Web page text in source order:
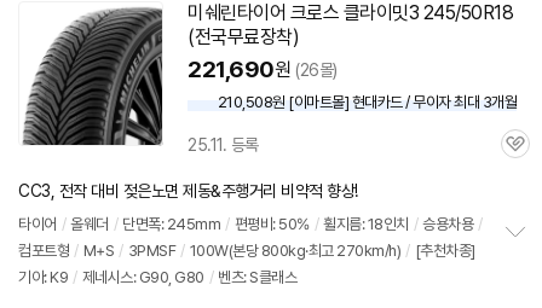
미쉐린타이어 크로스 클라이밋3 245/50R18
(전국무료장착)
221,690원 (26몰)
210,508원 [이마트몰] 현대카드 / 무이자 최대 3개월
25.11. 등록
관
동
영
상
CC3, 전작 대비 젖은노면 제동&주행거리 비약적 향상!
타이어 / 올웨더 / 단면폭: 245mm / 편평비: 50% / 휠지름: 18인치 / 승용차용 /
컴포트형 / M+S / 3PMSF / 100W(본당 800kg·최고 270km/h) / [추천차종]
기아: K9 / 제네시스: G90, G80 / 벤츠: S클래스